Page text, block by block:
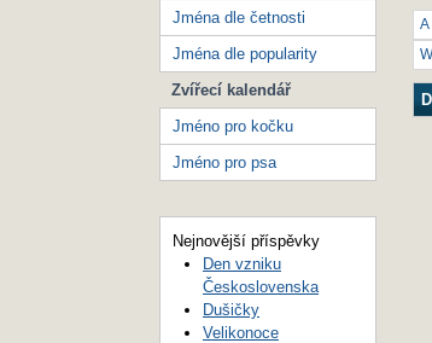
A
W
Jména dle četnosti
Jména dle popularity
Zvířecí kalendář
Jméno pro kočku
Jméno pro psa
Nejnovější příspěvky
Den vzniku
Československa
Dušičky
Velikonoce